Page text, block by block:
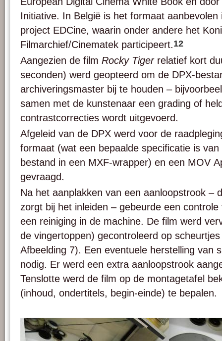
Initiative. In België is het formaat
project EDCine, waarin onder andere het
Filmarchief/Cinematek participeert.12
Aangezien de film Rocky Tigerrelatief kort
seconden) werd geopteerd om de DPX-
archiveringsmaster bij te houden –
samen met de kunstenaar een grading of
contrastcorrecties wordt uitgevoerd.
Afgeleid van de DPX werd voor de
formaat (wat een bepaalde specificatie is
bestand in een MXF-wrapper) en een MOV
gevraagd.
Na het aanplakken van een aanloopstrook –
zorgt bij het inleiden – gebeurde een
een reiniging in de machine. De film werd
de vingertoppen) gecontroleerd op
Afbeelding 7). Een eventuele herstelling van
nodig. Er werd een extra aanloopstrook
Tenslotte werd de film op de montagetafel
(inhoud, ondertitels, begin-einde) te bepalen.